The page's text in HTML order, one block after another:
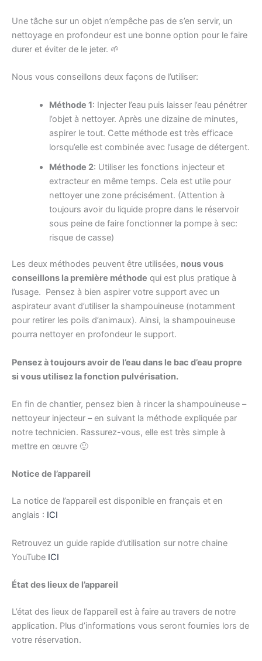
Une tâche sur un objet n’empêche pas de s’en servir, un
nettoyage en profondeur est une bonne option pour le faire
durer et éviter de le jeter. 🌱
Nous vous conseillons deux façons de l’utiliser:
Méthode 1: Injecter l’eau puis laisser l’eau pénétrer
l’objet à nettoyer. Après une dizaine de minutes,
aspirer le tout. Cette méthode est très efficace
lorsqu’elle est combinée avec l’usage de détergent.
Méthode 2: Utiliser les fonctions injecteur et
extracteur en même temps. Cela est utile pour
nettoyer une zone précisément. (Attention à
toujours avoir du liquide propre dans le réservoir
sous peine de faire fonctionner la pompe à sec:
risque de casse)
Les deux méthodes peuvent être utilisées, nous vous
conseillons la première méthode qui est plus pratique à
l’usage. Pensez à bien aspirer votre support avec un
aspirateur avant d’utiliser la shampouineuse (notamment
pour retirer les poils d’animaux). Ainsi, la shampouineuse
pourra nettoyer en profondeur le support.
Pensez à toujours avoir de l’eau dans le bac d’eau propre
si vous utilisez la fonction pulvérisation.
En fin de chantier, pensez bien à rincer la shampouineuse –
nettoyeur injecteur – en suivant la méthode expliquée par
notre technicien. Rassurez-vous, elle est très simple à
mettre en œuvre 🙂
Notice de l’appareil
La notice de l’appareil est disponible en français et en
anglais : ICI
Retrouvez un guide rapide d’utilisation sur notre chaine
YouTube ICI
État des lieux de l’appareil
L’état des lieux de l’appareil est à faire au travers de notre
application. Plus d’informations vous seront fournies lors de
votre réservation.